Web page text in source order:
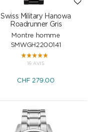
Swiss Military Hanowa
Roadrunner Gris
Montre homme
SMWGH2200141
16 AVIS
CHF279.00